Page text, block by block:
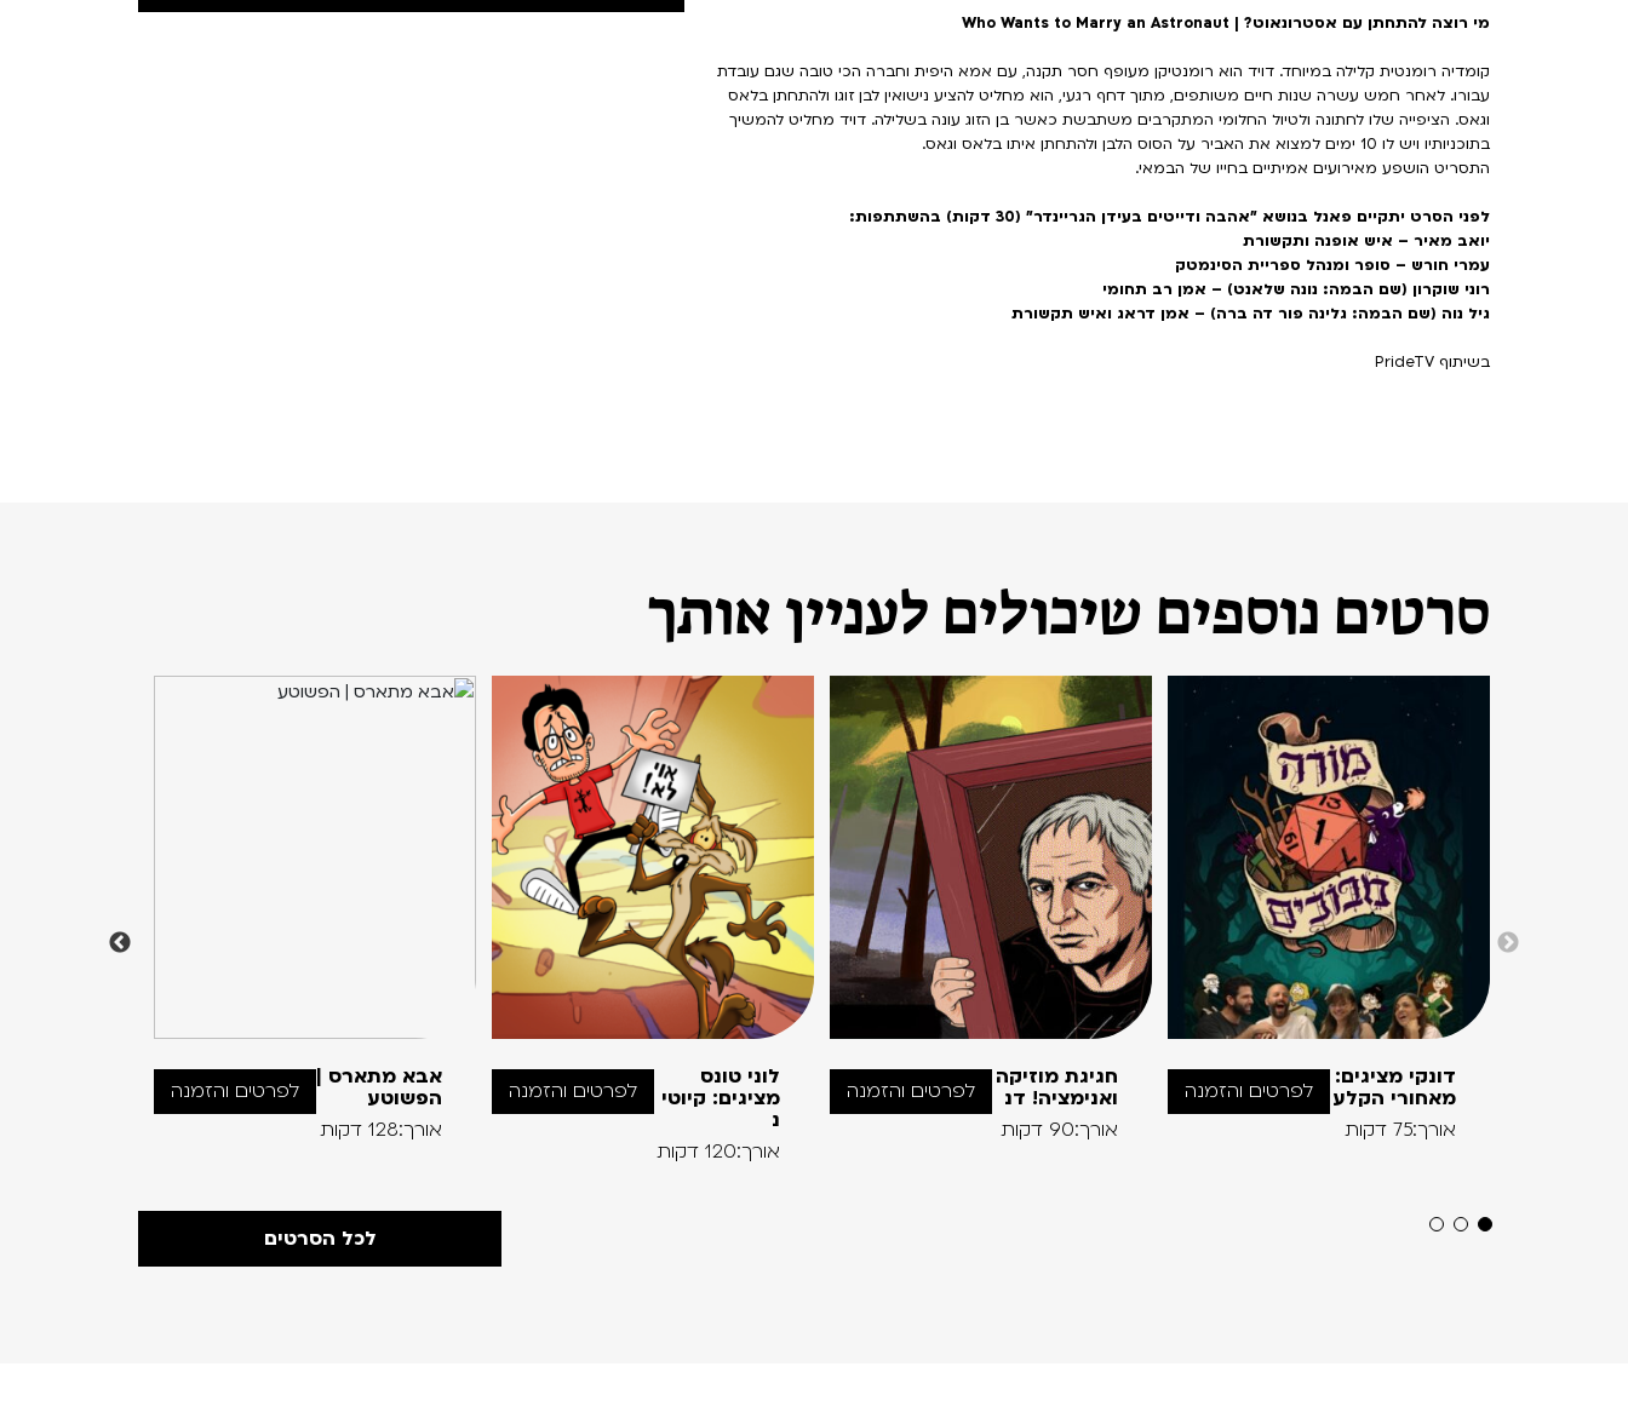
מי רוצה להתחתן עם אסטרונאוט? | Who Wants to Marry an Astronaut
קומדיה רומנטית קלילה במיוחד. דויד הוא רומנטיקן מעופף חסר תקנה, עם אמא היפית וחברה הכי טובה שגם עובדת
עבורו. לאחר חמש עשרה שנות חיים משותפים, מתוך דחף רגעי, הוא מחליט להציע נישואין לבן זוגו ולהתחתן בלאס
וגאס. הציפייה שלו לחתונה ולטיול החלומי המתקרבים משתבשת כאשר בן הזוג עונה בשלילה. דויד מחליט להמשיך
בתוכניותיו ויש לו 10 ימים למצוא את האביר על הסוס הלבן ולהתחתן איתו בלאס וגאס.
התסריט הושפע מאירועים אמיתיים בחייו של הבמאי.
לפני הסרט יתקיים פאנל בנושא "אהבה ודייטים בעידן הגריינדר" (30 דקות) בהשתתפות:
יואב מאיר – איש אופנה ותקשורת
עמרי חורש – סופר ומנהל ספריית הסינמטק
רוני שוקרון (שם הבמה: נונה שלאנט) – אמן רב תחומי
גיל נוה (שם הבמה: גלינה פור דה ברה) – אמן דראג ואיש תקשורת
בשיתוף PrideTV
סרטים נוספים שיכולים לעניין אותך
דונקי מציגים:
מאחורי הקלע
אורך:75 דקות
לפרטים והזמנה
חגיגת מוזיקה
ואנימציה! דנ
אורך:90 דקות
לפרטים והזמנה
לוני טונס
מציגים: קיוטי
נ
אורך:120 דקות
לפרטים והזמנה
אבא מתארס |
הפשוטע
אורך:128 דקות
לפרטים והזמנה
לכל הסרטים